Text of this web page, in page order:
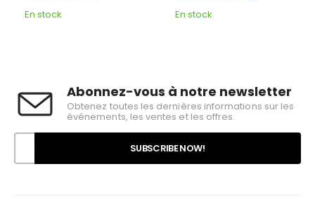
En stock En stock
Abonnez-vous à notre newsletter
Obtenez toutes les dernières informations sur les
événements, les ventes et les offres.